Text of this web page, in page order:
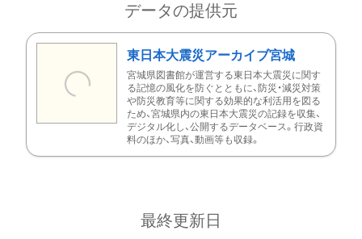
データの提供元
東日本大震災アーカイブ宮城
宮城県図書館が運営する東日本大震災に関す
る記憶の風化を防ぐとともに、防災・減災対策
や防災教育等に関する効果的な利活用を図る
ため、宮城県内の東日本大震災の記録を収集、
デジタル化し、公開するデータベース。行政資
料のほか、写真、動画等も収録。
最終更新日